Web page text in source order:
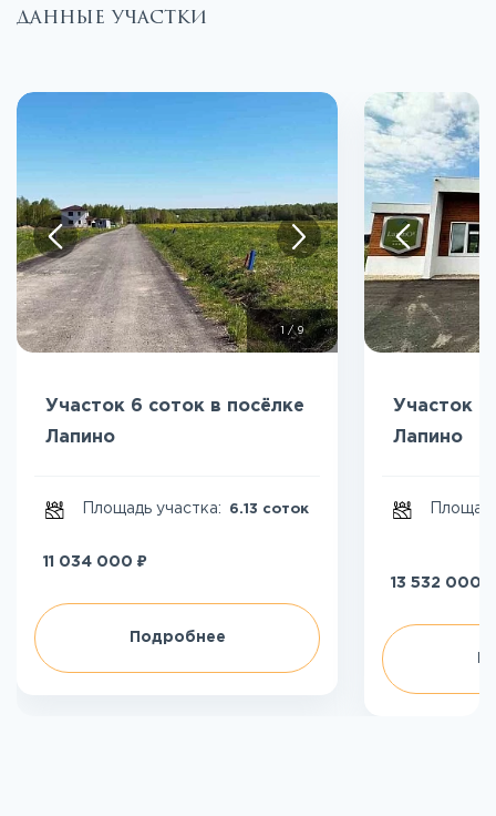
данные участки
/9
Участок 6 соток в посёлке
Лапино
Площадь участка: 6.13 соток
11 034 000 ₽
Подробнее
Участок 8
Лапино
13 532 000